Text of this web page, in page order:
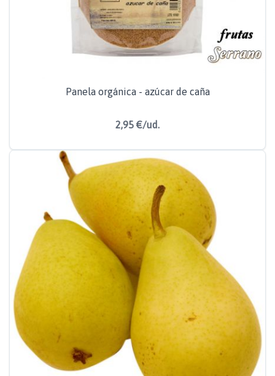
Panela orgánica - azúcar de caña
2,95 €/ud.